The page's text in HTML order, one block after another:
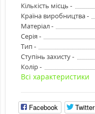
Кількість місць -
Країна виробництва -
Матеріал -
Серія -
Тип -
Ступінь захисту -
Колір -
Всі характеристики
Facebook Twitter